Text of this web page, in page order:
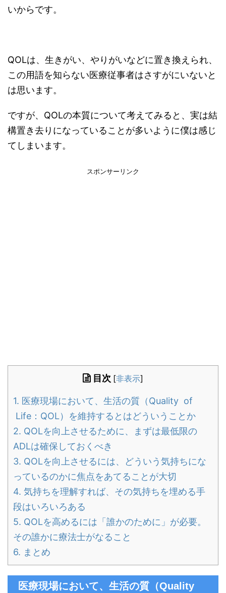
いからです。
QOLは、生きがい、やりがいなどに置き換えられ、
この用語を知らない医療従事者はさすがにいないと
は思います。
ですが、QOLの本質について考えてみると、実は結
構置き去りになっていることが多いように僕は感じ
てしまいます。
スポンサーリンク
目次 [非表示]
1. 医療現場において、生活の質（Quality of
Life：QOL）を維持するとはどういうことか
2. QOLを向上させるために、まずは最低限の
ADLは確保しておくべき
3. QOLを向上させるには、どういう気持ちにな
っているのかに焦点をあてることが大切
4. 気持ちを理解すれば、その気持ちを埋める手
段はいろいろある
5. QOLを高めるには「誰かのために」が必要。
その誰かに療法士がなること
6. まとめ
医療現場において、生活の質（Quality